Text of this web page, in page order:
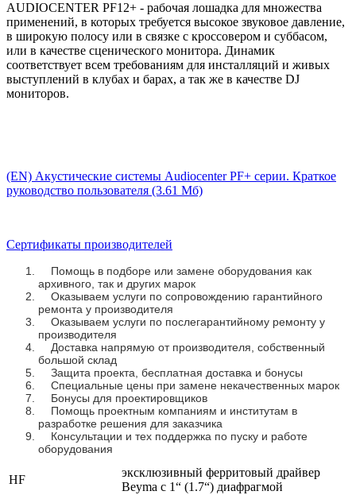
AUDIOCENTER PF12+ - рабочая лошадка для множества
применений, в которых требуется высокое звуковое давление,
в широкую полосу или в связке с кроссовером и суббасом,
или в качестве сценического монитора. Динамик
соответствует всем требованиям для инсталляций и живых
выступлений в клубах и барах, а так же в качестве DJ
мониторов.
(EN) Акустические системы Audiocenter PF+ серии. Краткое
руководство пользователя (3.61 Мб)
Сертификаты производителей
Помощь в подборе или замене оборудования как
архивного, так и других марок
Оказываем услуги по сопровождению гарантийного
ремонта у производителя
Оказываем услуги по послегарантийному ремонту у
производителя
Доставка напрямую от производителя, собственный
большой склад
Защита проекта, бесплатная доставка и бонусы
Специальные цены при замене некачественных марок
Бонусы для проектировщиков
Помощь проектным компаниям и институтам в
разработке решения для заказчика
Консультации и тех поддержка по пуску и работе
оборудования
HF
эксклюзивный ферритовый драйвер
Beyma с 1“ (1.7“) диафрагмой